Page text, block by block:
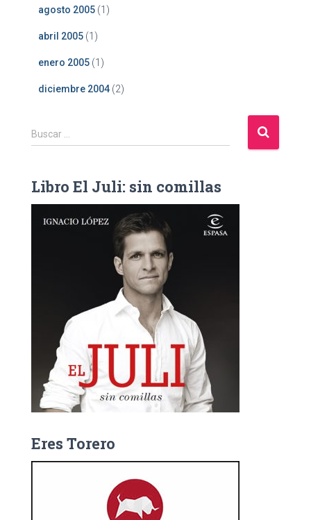
agosto 2005 (1)
abril 2005 (1)
enero 2005 (1)
diciembre 2004 (2)
B
u
c
Buscar …
Libro El Juli: sin comillas
Eres Torero